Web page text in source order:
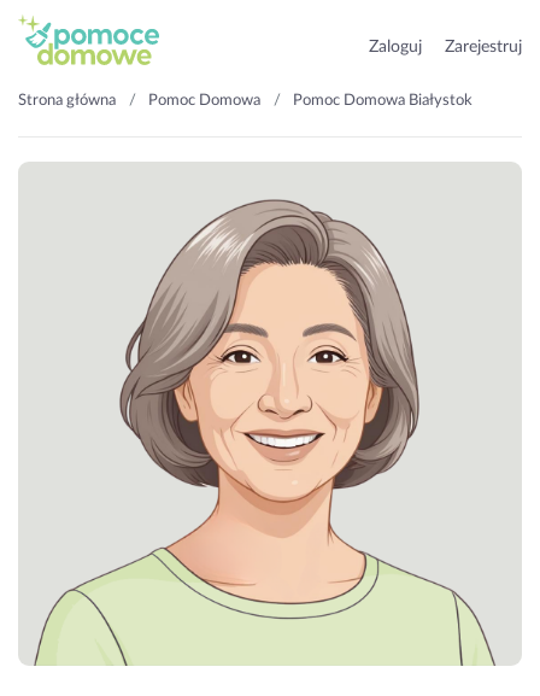
Zaloguj Zarejestruj
Strona główna Pomoc Domowa Pomoc Domowa Białystok